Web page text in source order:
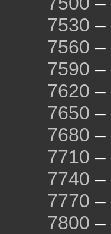
7530 –
7560 –
7590 –
7620 –
7650 –
7680 –
7710 –
7740 –
7770 –
7800 –